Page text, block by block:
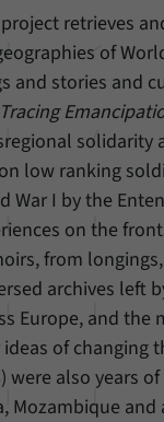
retrieves
of
and stories and
Tracing
solidarity
low ranking
War I by the
on the
from
archives left
Europe, and
of changing
were also years
Mozambique